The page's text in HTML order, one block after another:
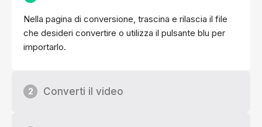
Nella pagina di conversione, trascina e rilascia il file
che desideri convertire o utilizza il pulsante blu per
importarlo.
2 Converti il video